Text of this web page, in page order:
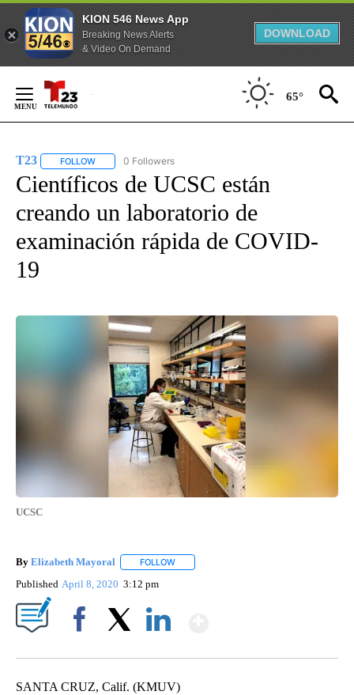
KION 546 News App
Breaking News Alerts
& Video On Demand
DOWNLOAD
Content
65°
T23 FOLLOW FOLLOW "T23" TO RECEIVE NOTIFICATIONS ABOUT NEW
0 Followers
Científicos de UCSC están
creando un laboratorio de
examinación rápida de COVID-
19
UCSC
By Elizabeth Mayoral FOLLOW
Published April 8, 2020 3:12 pm
SANTA CRUZ, Calif. (KMUV)